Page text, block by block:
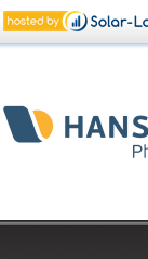
Photovoltaik-
Raiffeisen